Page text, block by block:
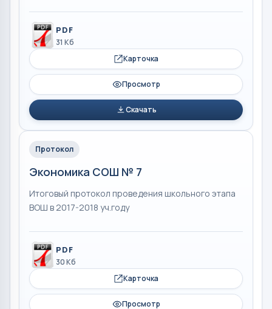
PDF
31 Кб
Карточка
Просмотр
Скачать
Протокол
Экономика СОШ № 7
Итоговый протокол проведения школьного этапа
ВОШ в 2017-2018 уч.году
PDF
30 Кб
Карточка
Просмотр